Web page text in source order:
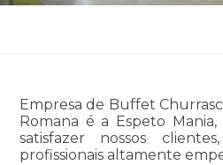
Empresa de Buffet
Romana é a Espeto
satisfazer nossos
profissionais altamente